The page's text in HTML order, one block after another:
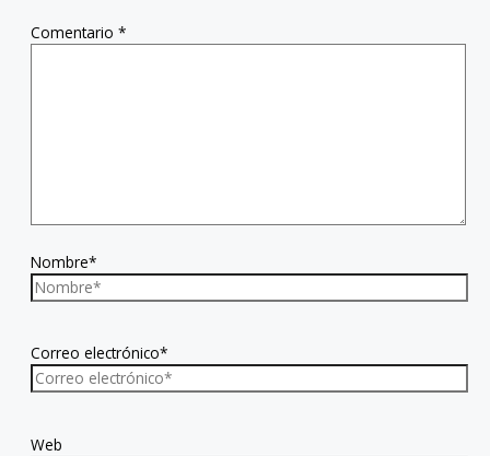
Comentario *
Nombre*
Correo electrónico*
Web